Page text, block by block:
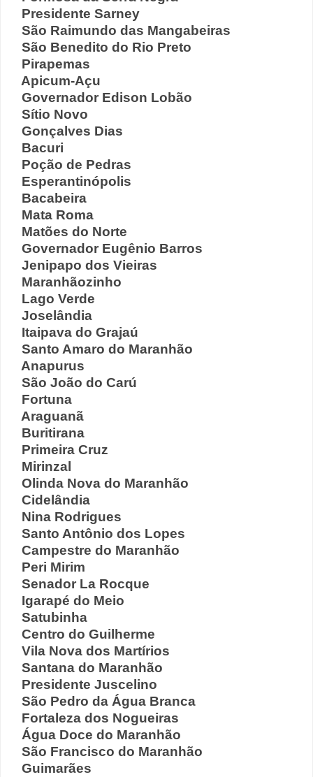
Presidente Sarney
São Raimundo das Mangabeiras
São Benedito do Rio Preto
Pirapemas
Apicum-Açu
Governador Edison Lobão
Sítio Novo
Gonçalves Dias
Bacuri
Poção de Pedras
Esperantinópolis
Bacabeira
Mata Roma
Matões do Norte
Governador Eugênio Barros
Jenipapo dos Vieiras
Maranhãozinho
Lago Verde
Joselândia
Itaipava do Grajaú
Santo Amaro do Maranhão
Anapurus
São João do Carú
Fortuna
Araguanã
Buritirana
Primeira Cruz
Mirinzal
Olinda Nova do Maranhão
Cidelândia
Nina Rodrigues
Santo Antônio dos Lopes
Campestre do Maranhão
Peri Mirim
Senador La Rocque
Igarapé do Meio
Satubinha
Centro do Guilherme
Vila Nova dos Martírios
Santana do Maranhão
Presidente Juscelino
São Pedro da Água Branca
Fortaleza dos Nogueiras
Água Doce do Maranhão
São Francisco do Maranhão
Guimarães